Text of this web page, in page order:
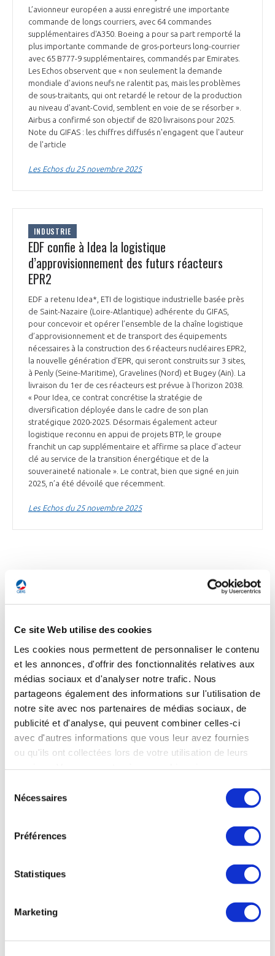
Ce site Web utilise des cookies
Les cookies nous permettent de personnaliser le contenu
et les annonces, d'offrir des fonctionnalités relatives aux
médias sociaux et d'analyser notre trafic. Nous
partageons également des informations sur l'utilisation de
notre site avec nos partenaires de médias sociaux, de
publicité et d'analyse, qui peuvent combiner celles-ci
avec d'autres informations que vous leur avez fournies
ou qu'ils ont collectées lors de votre utilisation de leurs
Nécessaires
Préférences
Statistiques
Marketing
L’avionneur européen a aussi enregistré une importante
commande de longs courriers, avec 64 commandes
supplémentaires d'A350. Boeing a pour sa part remporté la
plus importante commande de gros-porteurs long-courrier
avec 65 B777-9 supplémentaires, commandés par Emirates.
Les Echos observent que « non seulement la demande
mondiale d'avions neufs ne ralentit pas, mais les problèmes
de sous-traitants, qui ont retardé le retour de la production
au niveau d'avant-Covid, semblent en voie de se résorber ».
Airbus a confirmé son objectif de 820 livraisons pour 2025.
Note du GIFAS : les chiffres diffusés n'engagent que l'auteur
de l'article
Les Echos du 25 novembre 2025
INDUSTRIE
EDF confie à Idea la logistique
d’approvisionnement des futurs réacteurs
EPR2
EDF a retenu Idea*, ETI de logistique industrielle basée près
de Saint-Nazaire (Loire-Atlantique) adhérente du GIFAS,
pour concevoir et opérer l’ensemble de la chaîne logistique
d’approvisionnement et de transport des équipements
nécessaires à la construction des 6 réacteurs nucléaires EPR2,
la nouvelle génération d’EPR, qui seront construits sur 3 sites,
à Penly (Seine-Maritime), Gravelines (Nord) et Bugey (Ain). La
livraison du 1er de ces réacteurs est prévue à l'horizon 2038.
« Pour Idea, ce contrat concrétise la stratégie de
diversification déployée dans le cadre de son plan
stratégique 2020-2025. Désormais également acteur
logistique reconnu en appui de projets BTP, le groupe
franchit un cap supplémentaire et affirme sa place d’acteur
clé au service de la transition énergétique et de la
souveraineté nationale ». Le contrat, bien que signé en juin
2025, n’a été dévoilé que récemment.
Les Echos du 25 novembre 2025
ESPACE
ESPACE
Connexion par satellite : Amazon prépare le
lancement de ses services
programme Kuiper de connexion internet par satellite,
renommé « Leo » il y a quelques jours, prépare le lancement
commercial de ses services. Attendus courant 2026, ils seront
d'abord destinés aux entreprises. A terme, Amazon Leo
comptera 3 232 satellites, mais seuls 150 appareils ont été
n'a fourni aucune preuve » que ses 3 232 satellites
respecteront les seuils techniques imposés pour éviter les
satellitaires. Eutelsat demande qu’en cas de brouillages
avérés, l'ARECP (Autorité de Régulation des Communications
puisse révoquer l’autorisation accordée à Amazon.